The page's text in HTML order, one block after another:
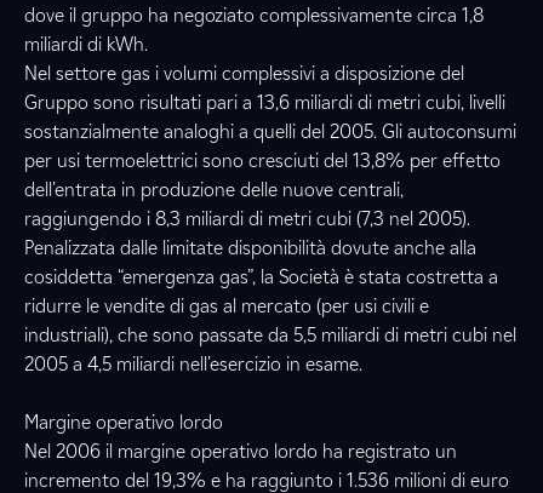
dove il gruppo ha negoziato complessivamente circa 1,8
miliardi di kWh.
Nel settore gas i volumi complessivi a disposizione del
Gruppo sono risultati pari a 13,6 miliardi di metri cubi, livelli
sostanzialmente analoghi a quelli del 2005. Gli autoconsumi
per usi termoelettrici sono cresciuti del 13,8% per effetto
dell’entrata in produzione delle nuove centrali,
raggiungendo i 8,3 miliardi di metri cubi (7,3 nel 2005).
Penalizzata dalle limitate disponibilità dovute anche alla
cosiddetta “emergenza gas”, la Società è stata costretta a
ridurre le vendite di gas al mercato (per usi civili e
industriali), che sono passate da 5,5 miliardi di metri cubi nel
2005 a 4,5 miliardi nell’esercizio in esame.
Margine operativo lordo
Nel 2006 il margine operativo lordo ha registrato un
incremento del 19,3% e ha raggiunto i 1.536 milioni di euro